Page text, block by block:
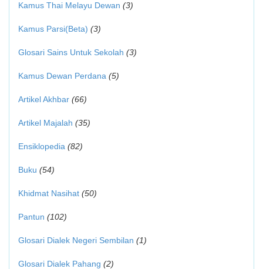
Kamus Thai Melayu Dewan (3)
Kamus Parsi(Beta) (3)
Glosari Sains Untuk Sekolah (3)
Kamus Dewan Perdana (5)
Artikel Akhbar (66)
Artikel Majalah (35)
Ensiklopedia (82)
Buku (54)
Khidmat Nasihat (50)
Pantun (102)
Glosari Dialek Negeri Sembilan (1)
Glosari Dialek Pahang (2)